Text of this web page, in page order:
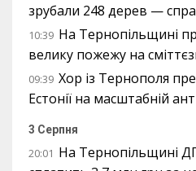
зрубали 248 дерев —
10:39 На Тернопільщині
велику пожежу на
09:39 Хор із Тернополя
Естонії на масштабній
3 Серпня
20:01 На Тернопільщині